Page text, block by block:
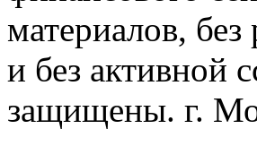
материалов,
и без активной
защищены. г.